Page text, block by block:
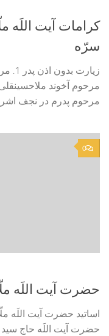
کرامات آیت اللَه
سرّه
مرحوم آخوند
مرحوم پدرم در نجف
0
حضرت آیت اللَه
اساتید حضرت آیت اللَه
حضرت آیت اللَه حاج